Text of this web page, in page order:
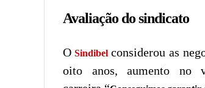
Avaliação do sindicato
O Sindibelconsiderou as
oito anos, aumento no